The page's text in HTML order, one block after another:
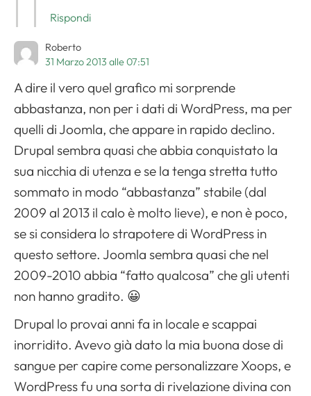
Rispondi
Roberto
31 Marzo 2013 alle 07:51
A dire il vero quel grafico mi sorprende
abbastanza, non per i dati di WordPress, ma per
quelli di Joomla, che appare in rapido declino.
Drupal sembra quasi che abbia conquistato la
sua nicchia di utenza e se la tenga stretta tutto
sommato in modo “abbastanza” stabile (dal
2009 al 2013 il calo è molto lieve), e non è poco,
se si considera lo strapotere di WordPress in
questo settore. Joomla sembra quasi che nel
2009-2010 abbia “fatto qualcosa” che gli utenti
non hanno gradito. 😀
Drupal lo provai anni fa in locale e scappai
inorridito. Avevo già dato la mia buona dose di
sangue per capire come personalizzare Xoops, e
WordPress fu una sorta di rivelazione divina con